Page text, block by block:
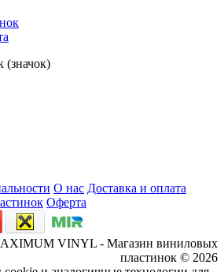
О нас Доставка и оплата
Оферта
VINYL - Магазин виниловых
пластинок © 2026